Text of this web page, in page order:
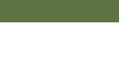
direct